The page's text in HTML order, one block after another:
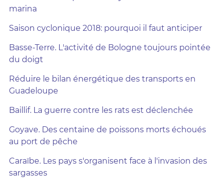
marina
Saison cyclonique 2018: pourquoi il faut anticiper
Basse-Terre. L'activité de Bologne toujours pointée
du doigt
Réduire le bilan énergétique des transports en
Guadeloupe
Baillif. La guerre contre les rats est déclenchée
Goyave. Des centaine de poissons morts échoués
au port de pêche
Caraïbe. Les pays s'organisent face à l'invasion des
sargasses